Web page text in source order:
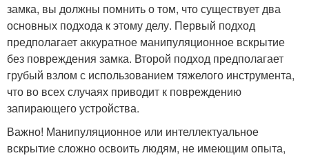
замка, вы должны помнить о том, что существует два
основных подхода к этому делу. Первый подход
предполагает аккуратное манипуляционное вскрытие
без повреждения замка. Второй подход предполагает
грубый взлом с использованием тяжелого инструмента,
что во всех случаях приводит к повреждению
запирающего устройства.
Важно! Манипуляционное или интеллектуальное
вскрытие сложно освоить людям, не имеющим опыта,